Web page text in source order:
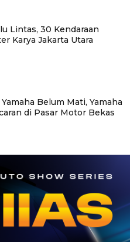
Lintas, 30 Kendaraan
Karya Jakarta Utara
Belum Mati, Yamaha
di Pasar Motor Bekas